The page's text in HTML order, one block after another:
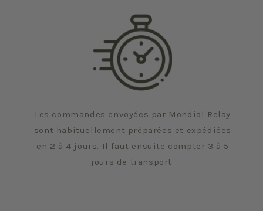
Les commandes envoyées par Mondial Relay
sont habituellement préparées et expédiées
en 2 à 4 jours. Il faut ensuite compter 3 à 5
jours de transport.